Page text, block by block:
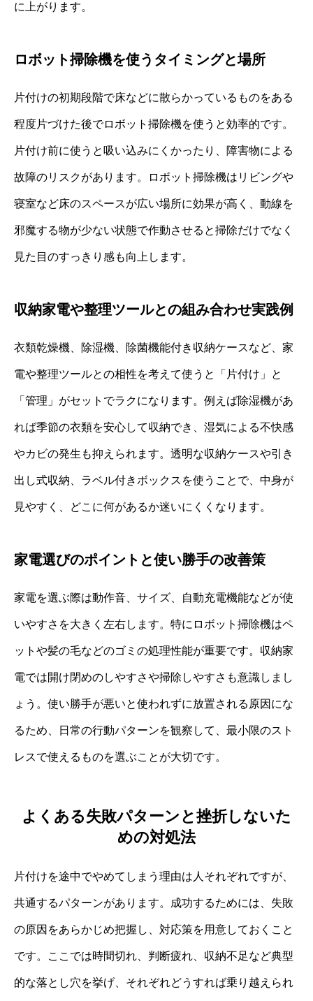
に上がります。
ロボット掃除機を使うタイミングと場所
片付けの初期段階で床などに散らかっているものをある
程度片づけた後でロボット掃除機を使うと効率的です。
片付け前に使うと吸い込みにくかったり、障害物による
故障のリスクがあります。ロボット掃除機はリビングや
寝室など床のスペースが広い場所に効果が高く、動線を
邪魔する物が少ない状態で作動させると掃除だけでなく
見た目のすっきり感も向上します。
収納家電や整理ツールとの組み合わせ実践例
衣類乾燥機、除湿機、除菌機能付き収納ケースなど、家
電や整理ツールとの相性を考えて使うと「片付け」と
「管理」がセットでラクになります。例えば除湿機があ
れば季節の衣類を安心して収納でき、湿気による不快感
やカビの発生も抑えられます。透明な収納ケースや引き
出し式収納、ラベル付きボックスを使うことで、中身が
見やすく、どこに何があるか迷いにくくなります。
家電選びのポイントと使い勝手の改善策
家電を選ぶ際は動作音、サイズ、自動充電機能などが使
いやすさを大きく左右します。特にロボット掃除機はペ
ットや髪の毛などのゴミの処理性能が重要です。収納家
電では開け閉めのしやすさや掃除しやすさも意識しまし
ょう。使い勝手が悪いと使われずに放置される原因にな
るため、日常の行動パターンを観察して、最小限のスト
レスで使えるものを選ぶことが大切です。
よくある失敗パターンと挫折しないた
めの対処法
片付けを途中でやめてしまう理由は人それぞれですが、
共通するパターンがあります。成功するためには、失敗
の原因をあらかじめ把握し、対応策を用意しておくこと
です。ここでは時間切れ、判断疲れ、収納不足など典型
的な落とし穴を挙げ、それぞれどうすれば乗り越えられ